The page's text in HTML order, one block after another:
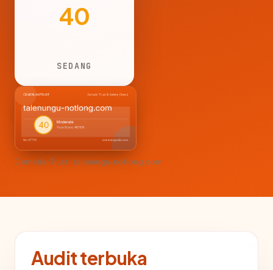
40
SEDANG
CemerlanTrust · talenungu-notlong.com
Audit terbuka